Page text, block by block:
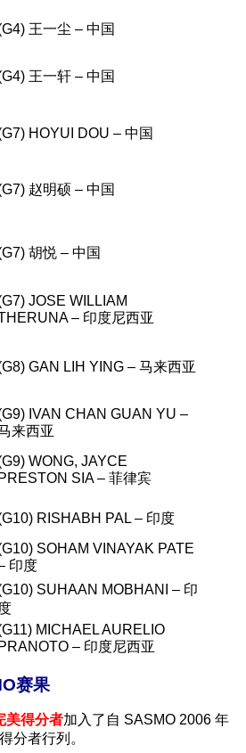
王一尘 – 中国
王一轩 – 中国
HOYUI DOU – 中国
赵明硕 – 中国
胡悦 – 中国
JOSE WILLIAM
– 印度尼西亚
GAN LIH YING – 马来西亚
IVAN CHAN GUAN YU –
来西亚
WONG, JAYCE
PRESTON SIA – 菲律宾
RISHABH PAL – 印度
SOHAM VINAYAK PATE
印度
SUHAAN MOBHANI – 印
度
MICHAEL AURELIO
PRANOTO – 印度尼西亚
赛果
美得分者加入了自 SASMO 2006 年
分者行列。